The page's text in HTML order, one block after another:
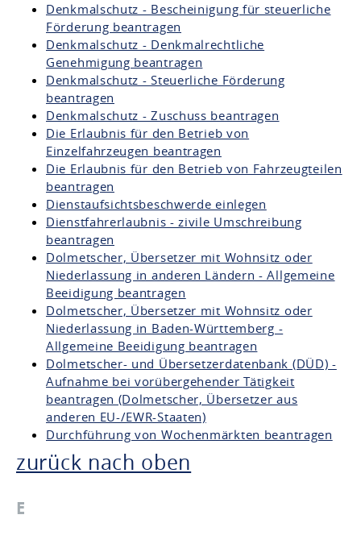
Denkmalschutz - Bescheinigung für steuerliche
Förderung beantragen
Denkmalschutz - Denkmalrechtliche
Genehmigung beantragen
Denkmalschutz - Steuerliche Förderung
beantragen
Denkmalschutz - Zuschuss beantragen
Die Erlaubnis für den Betrieb von
Einzelfahrzeugen beantragen
Die Erlaubnis für den Betrieb von Fahrzeugteilen
beantragen
Dienstaufsichtsbeschwerde einlegen
Dienstfahrerlaubnis - zivile Umschreibung
beantragen
Dolmetscher, Übersetzer mit Wohnsitz oder
Niederlassung in anderen Ländern - Allgemeine
Beeidigung beantragen
Dolmetscher, Übersetzer mit Wohnsitz oder
Niederlassung in Baden-Württemberg -
Allgemeine Beeidigung beantragen
Dolmetscher- und Übersetzerdatenbank (DÜD) -
Aufnahme bei vorübergehender Tätigkeit
beantragen (Dolmetscher, Übersetzer aus
anderen EU-/EWR-Staaten)
Durchführung von Wochenmärkten beantragen
zurück nach oben
E